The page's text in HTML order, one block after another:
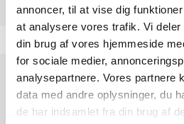
annoncer, til at vise dig
at analysere vores trafik. Vi
din brug af vores hjemmeside
for sociale medier,
analysepartnere. Vores partnere
data med andre oplysninger, du
de har indsamlet fra din brug af
Tør du tage en bid? Center
skræmmende sur
smagskick og overraskende